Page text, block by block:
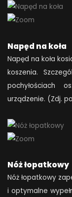
Napęd na koła
Napęd na koła
koszenia.
pochyłościach
urządzenie. (Zdj.
Nóż łopatkowy
Nóż łopatkowy
i optymalne